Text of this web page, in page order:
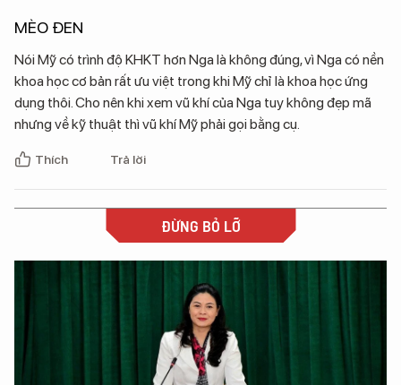
MÈO ĐEN
Nói Mỹ có trình độ KHKT hơn Nga là không đúng, vì Nga có nền
khoa học cơ bản rất ưu việt trong khi Mỹ chỉ là khoa học ứng
dụng thôi. Cho nên khi xem vũ khí của Nga tuy không đẹp mã
nhưng về kỹ thuật thì vũ khí Mỹ phải gọi bằng cụ.
Thích Trả lời
ĐỪNG BỎ LỠ